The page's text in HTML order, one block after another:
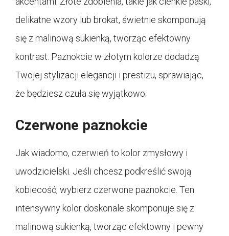
delikatne wzory lub brokat, świetnie skomponują
się z malinową sukienką, tworząc efektowny
kontrast. Paznokcie w złotym kolorze dodadzą
Twojej stylizacji elegancji i prestiżu, sprawiając,
że będziesz czuła się wyjątkowo.
Czerwone paznokcie
Jak wiadomo, czerwień to kolor zmysłowy i
uwodzicielski. Jeśli chcesz podkreślić swoją
kobiecość, wybierz czerwone paznokcie. Ten
intensywny kolor doskonale skomponuje się z
malinową sukienką, tworząc efektowny i pewny